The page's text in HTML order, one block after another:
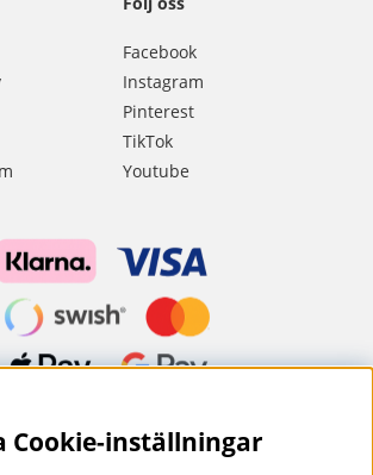
Facebook
Instagram
Pinterest
TikTok
Youtube
Cookie-inställningar